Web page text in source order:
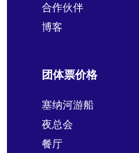
合作伙伴
博客
团体票价格
塞纳河游船
夜总会
餐厅